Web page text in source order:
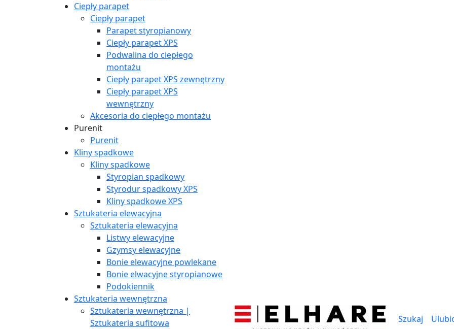
Ciepły parapet
Ciepły parapet
Parapet styropianowy
Ciepły parapet XPS
Podwalina do ciepłego
montażu
Ciepły parapet XPS zewnętrzny
Ciepły parapet XPS
wewnętrzny
Akcesoria do ciepłego montażu
Purenit
Purenit
Kliny spadkowe
Kliny spadkowe
Styropian spadkowy
Styrodur spadkowy XPS
Kliny spadkowe XPS
Sztukateria elewacyjna
Sztukateria elewacyjna
Listwy elewacyjne
Gzymsy elewacyjne
Bonie elewacyjne powlekane
Bonie elwacyjne styropianowe
Podokiennik
Sztukateria wewnętrzna
Sztukateria wewnętrzna |
Sztukateria sufitowa
Szukaj